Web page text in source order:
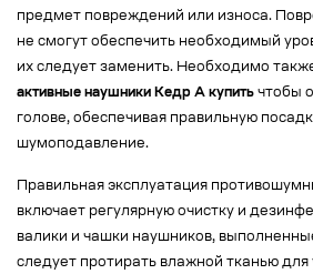
предмет повреждений или износа.
не смогут обеспечить необходимый
их следует заменить. Необходимо
активные наушники Кедр А купить чтобы
голове, обеспечивая правильную
шумоподавление.
Правильная эксплуатация
включает регулярную очистку и
валики и чашки наушников,
следует протирать влажной тканью для